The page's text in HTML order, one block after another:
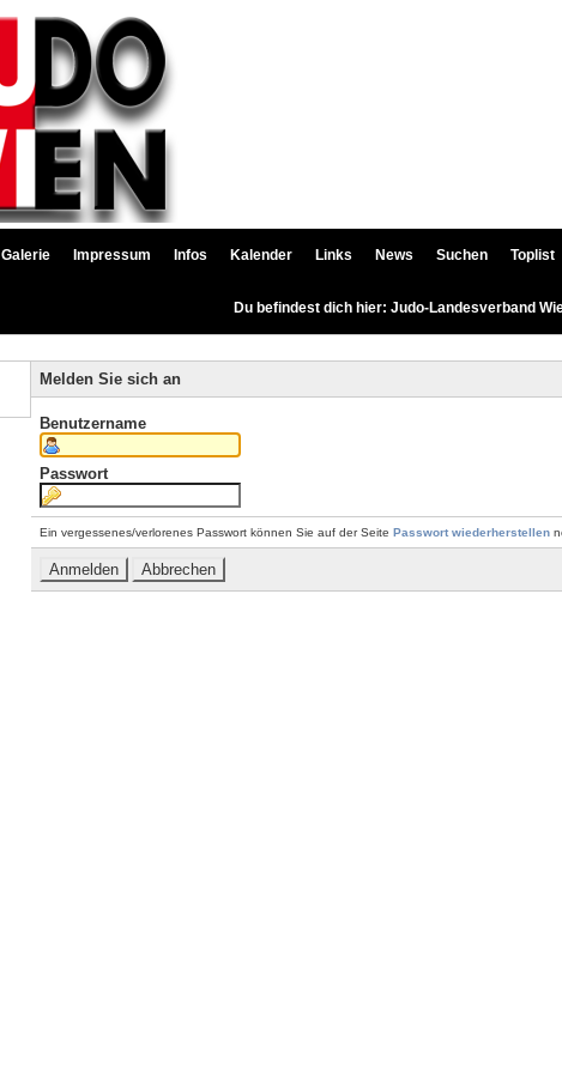
Galerie Impressum Infos Kalender Links News Suchen Toplist
Du befindest dich hier: Judo-Landesverband
Melden Sie sich an
Benutzername
Passwort
Ein vergessenes/verlorenes Passwort können Sie auf der Seite Passwort wiederherstellen